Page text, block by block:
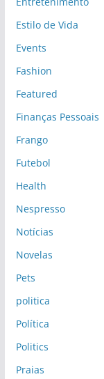
Estilo de Vida
Events
Fashion
Featured
Finanças Pessoais
Frango
Futebol
Health
Nespresso
Notícias
Novelas
Pets
politica
Política
Politics
Praias